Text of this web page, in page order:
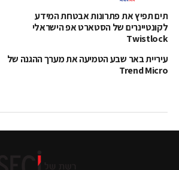
תים תפיץ את פתרונות אבטחת המידע
לקונטיינרים של הסטארט אפ הישראלי
Twistlock
עיריית באר שבע הטמיעה את מערך ההגנה של
Trend Micro